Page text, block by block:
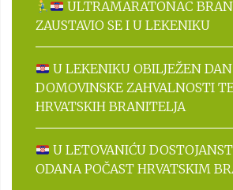
ULTRAMARATONAC
ZAUSTAVIO SE I U LEKENIKU
U LEKENIKU OBILJEŽEN
DOMOVINSKE ZAHVALNOSTI
HRVATSKIH BRANITELJA
U LETOVANIĆU
ODANA POČAST HRVATSKIM